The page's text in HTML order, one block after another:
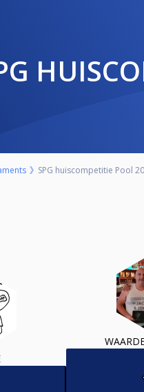
SPG huiscompetitie Pool